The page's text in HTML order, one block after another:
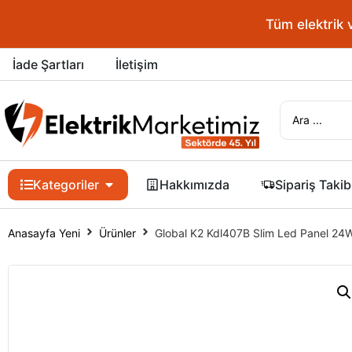
Tüm elektrik
İade Şartları İletişim
Kategoriler Hakkımızda Sipariş
Anasayfa Yeni Ürünler Global K2 Kdl407B Slim Led Panel